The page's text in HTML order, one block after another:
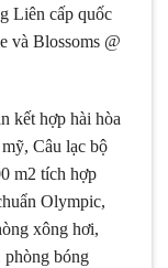
Liên cấp quốc
và Blossoms @
kết hợp hài hòa
Câu lạc bộ
m2 tích hợp
Olympic,
xông hơi,
phòng bóng